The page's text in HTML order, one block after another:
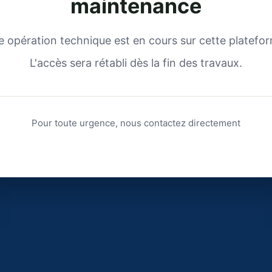
maintenance
opération technique est en cours sur cette
L'accès sera rétabli dès la fin des travaux.
Pour toute urgence, nous contactez directement